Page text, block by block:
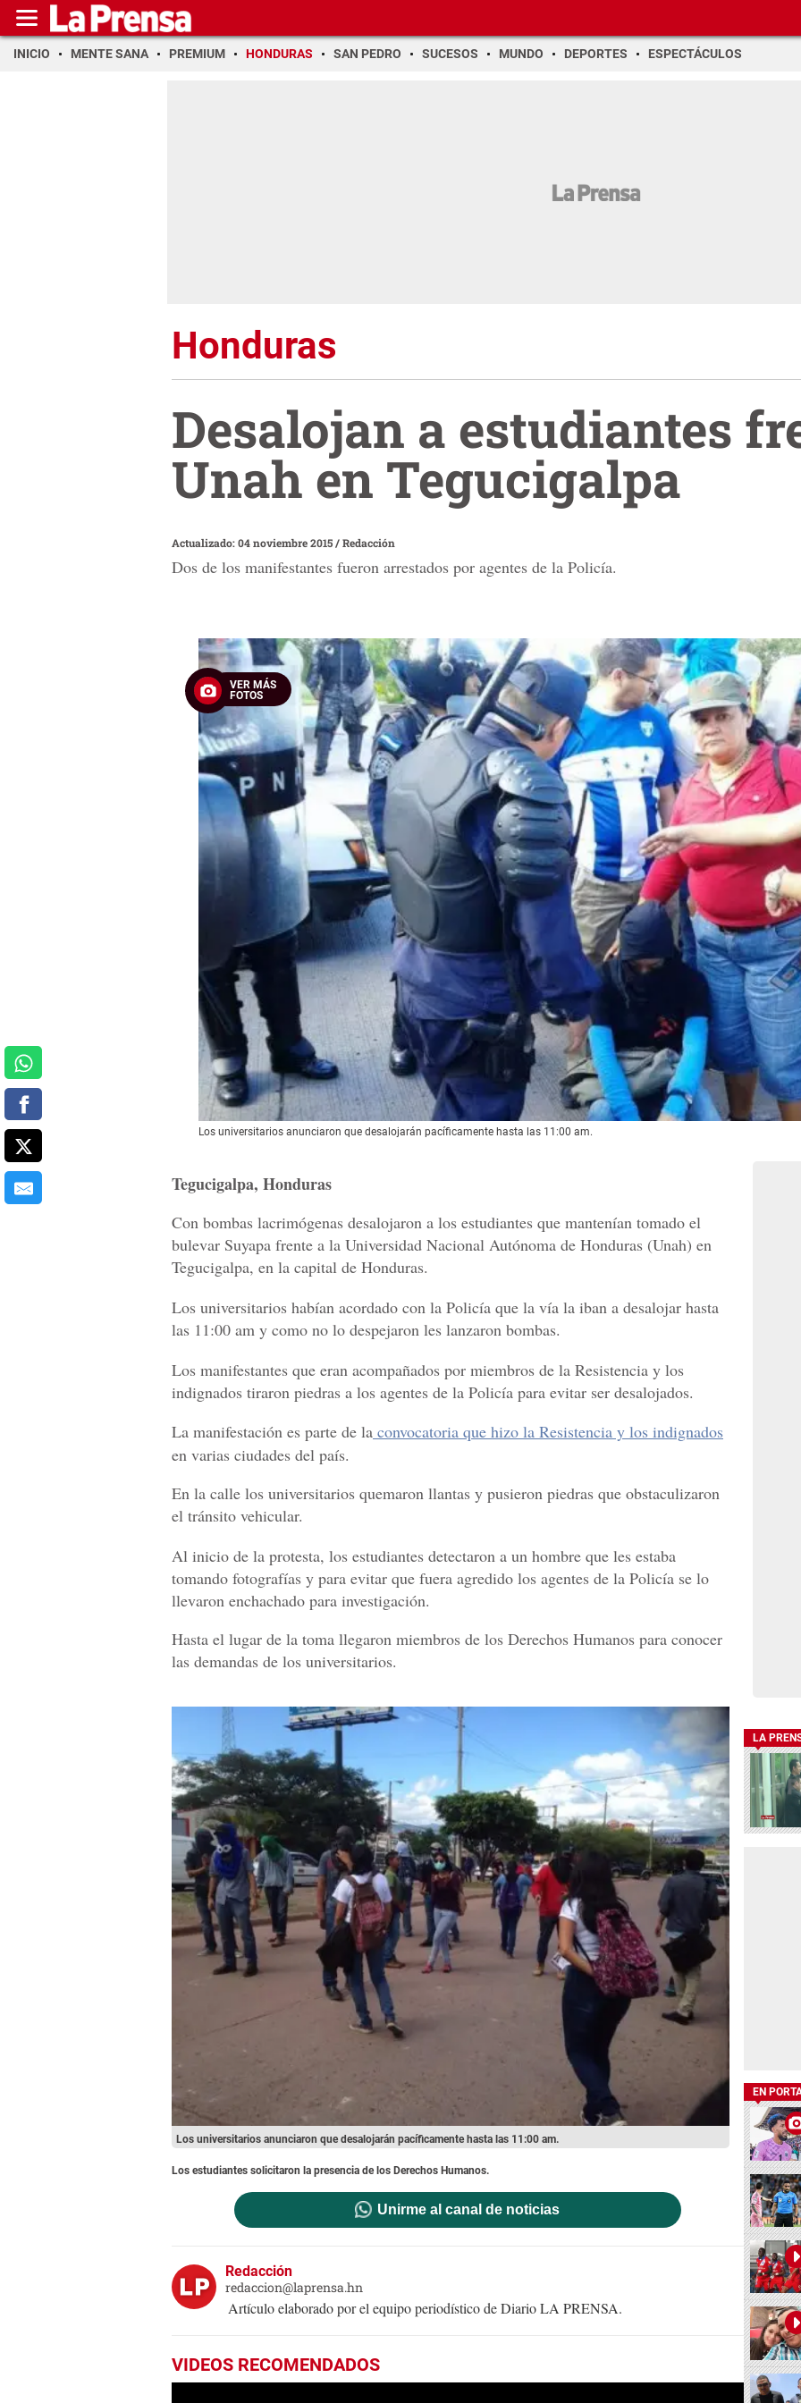
INICIO MENTE SANA PREMIUM HONDURAS SAN PEDRO SUCESOS MUNDO DEPORTES ESPECTÁCULOS
Honduras
Desalojan a estudiantes
Unah en Tegucigalpa
Actualizado: 04 noviembre 2015/Redacción
Dos de los manifestantes fueron arrestados por agentes de la Policía.
VER MÁS
FOTOS
Los universitarios anunciaron que desalojarán pacíficamente hasta las 11:00 am.
Tegucigalpa, Honduras
Con bombas lacrimógenas desalojaron a los estudiantes que mantenían tomado el
bulevar Suyapa frente a la Universidad Nacional Autónoma de Honduras (Unah) en
Tegucigalpa, en la capital de Honduras.
Los universitarios habían acordado con la Policía que la vía la iban a desalojar hasta
las 11:00 am y como no lo despejaron les lanzaron bombas.
Los manifestantes que eran acompañados por miembros de la Resistencia y los
indignados tiraron piedras a los agentes de la Policía para evitar ser desalojados.
La manifestación es parte de la convocatoria que hizo la Resistencia y los indignados
en varias ciudades del país.
En la calle los universitarios quemaron llantas y pusieron piedras que obstaculizaron
el tránsito vehicular.
Al inicio de la protesta, los estudiantes detectaron a un hombre que les estaba
tomando fotografías y para evitar que fuera agredido los agentes de la Policía se lo
llevaron enchachado para investigación.
Hasta el lugar de la toma llegaron miembros de los Derechos Humanos para conocer
las demandas de los universitarios.
Los universitarios anunciaron que desalojarán pacíficamente hasta las 11:00 am.
Los estudiantes solicitaron la presencia de los Derechos Humanos.
Unirme al canal de noticias
Redacción
redaccion@laprensa.hn
Artículo elaborado por el equipo periodístico de Diario LA PRENSA.
VIDEOS RECOMENDADOS
LA
EN